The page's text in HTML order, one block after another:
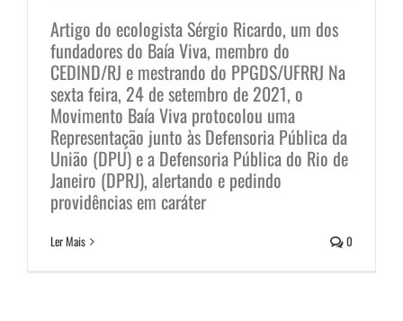
Artigo do ecologista Sérgio Ricardo, um dos
fundadores do Baía Viva, membro do
CEDIND/RJ e mestrando do PPGDS/UFRRJ Na
sexta feira, 24 de setembro de 2021, o
Movimento Baía Viva protocolou uma
Representação junto às Defensoria Pública da
União (DPU) e a Defensoria Pública do Rio de
Janeiro (DPRJ), alertando e pedindo
providências em caráter
Ler Mais 0